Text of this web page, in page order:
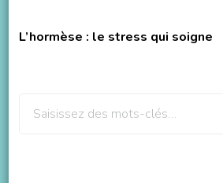
L’hormèse : le stress qui soigne